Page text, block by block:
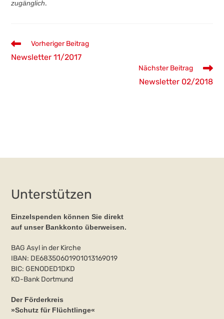
zugänglich.
Weitere
Artikel
ansehen
Vorheriger Beitrag
Newsletter 11/2017
Nächster Beitrag
Newsletter 02/2018
Unterstützen
Einzelspenden können Sie direkt
auf unser Bankkonto überweisen.
BAG Asyl in der Kirche
IBAN: DE68350601901013169019
BIC: GENODED1DKD
KD-Bank Dortmund
Der Förderkreis
»Schutz für Flüchtlinge«